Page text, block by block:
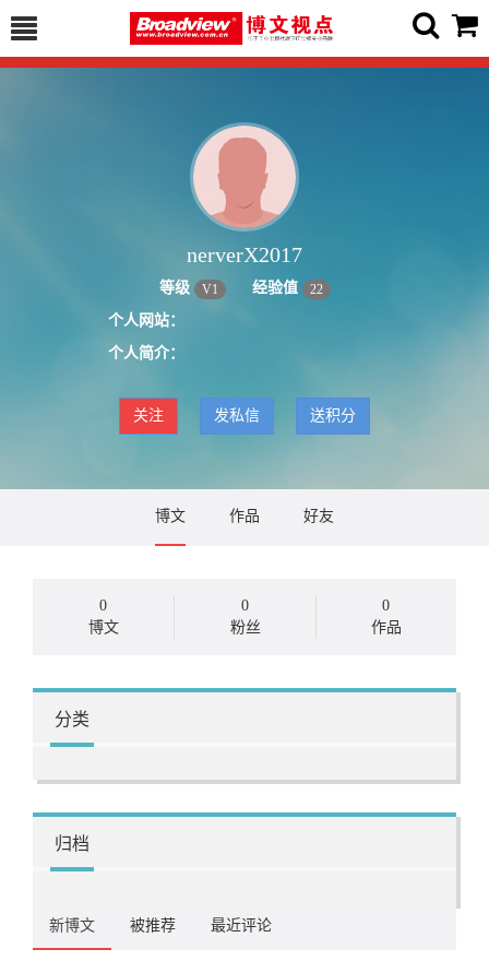
nerverX2017
等级 V1 经验值 22
个人网站：
个人简介：
关注 发私信 送积分
博文 作品 好友
0
博文
0
粉丝
0
作品
分类
归档
新博文 被推荐 最近评论